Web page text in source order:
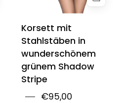
Korsett mit
Stahlstäben in
wunderschönem
grünem Shadow
Stripe
€95,00